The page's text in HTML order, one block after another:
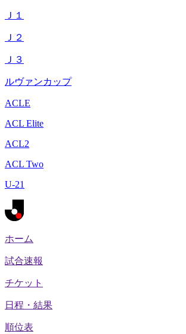
Ｊ１
Ｊ２
Ｊ３
ルヴァンカップ
ACLE
ACL Elite
ACL2
ACL Two
U-21
ホーム
試合速報
チケット
日程・結果
順位表